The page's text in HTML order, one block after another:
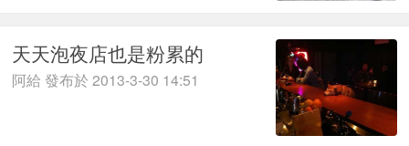
天天泡夜店也是粉累的
阿給 發布於 2013-3-30 14:51